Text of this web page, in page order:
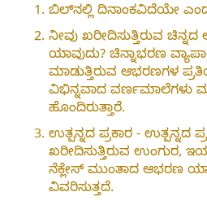
ಬಿಲ್‌ನಲ್ಲಿ ದಿನಾಂಕವಿದೆಯೇ
ನೀವು ಖರೀದಿಸುತ್ತಿರುವ
ಯಾವುದು? ಚಿನ್ನಾಭರಣ
ಮಾಡುತ್ತಿರುವ ಆಭರಣಗಳ
ವಿಭಿನ್ನವಾದ ವರ್ಣಮಾಲೆಗಳು
ಹೊಂದಿರುತ್ತಾರೆ.
ಉತ್ಪನ್ನದ ಪ್ರಕಾರ - ಉತ್ಪನ್ನದ
ಖರೀದಿಸುತ್ತಿರುವ ಉಂಗುರ,
ನೆಕ್ಲೇಸ್ ಮುಂತಾದ ಆಭರಣ
ವಿವರಿಸುತ್ತದೆ.